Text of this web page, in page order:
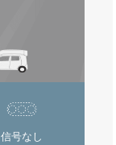
信号なし